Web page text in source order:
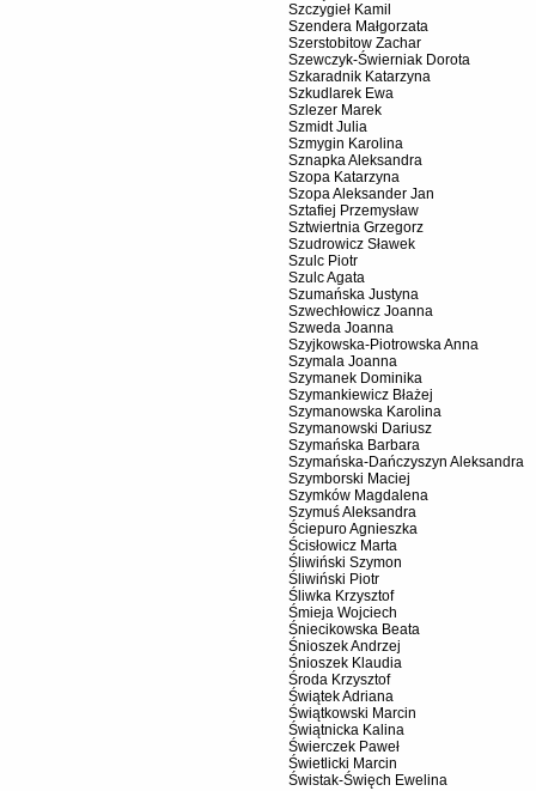
Szczygieł Kamil
Szendera Małgorzata
Szerstobitow Zachar
Szewczyk-Świerniak Dorota
Szkaradnik Katarzyna
Szkudlarek Ewa
Szlezer Marek
Szmidt Julia
Szmygin Karolina
Sznapka Aleksandra
Szopa Katarzyna
Szopa Aleksander Jan
Sztafiej Przemysław
Sztwiertnia Grzegorz
Szudrowicz Sławek
Szulc Piotr
Szulc Agata
Szumańska Justyna
Szwechłowicz Joanna
Szweda Joanna
Szyjkowska-Piotrowska Anna
Szymala Joanna
Szymanek Dominika
Szymankiewicz Błażej
Szymanowska Karolina
Szymanowski Dariusz
Szymańska Barbara
Szymańska-Dańczyszyn Aleksandra
Szymborski Maciej
Szymków Magdalena
Szymuś Aleksandra
Ściepuro Agnieszka
Ścisłowicz Marta
Śliwiński Szymon
Śliwiński Piotr
Śliwka Krzysztof
Śmieja Wojciech
Śniecikowska Beata
Śnioszek Andrzej
Śnioszek Klaudia
Środa Krzysztof
Świątek Adriana
Świątkowski Marcin
Świątnicka Kalina
Świerczek Paweł
Świetlicki Marcin
Świstak-Święch Ewelina